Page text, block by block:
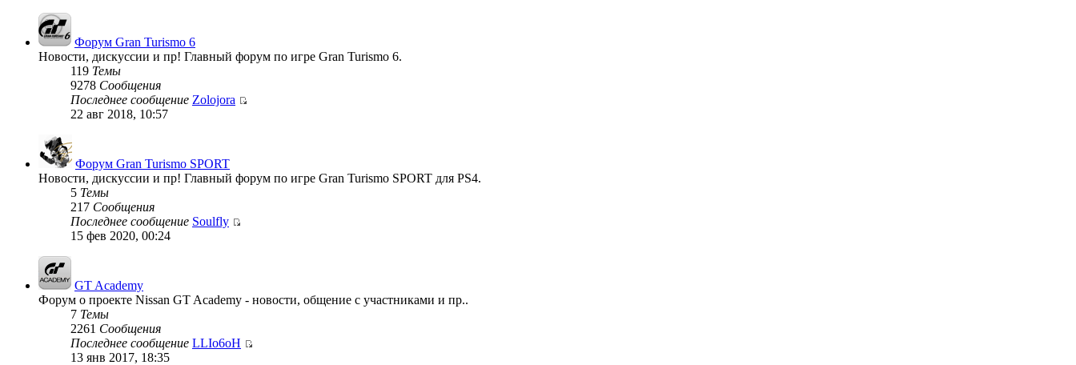
Форум Gran Turismo 6
Новости, дискуссии и пр! Главный форум по игре Gran Turismo 6.
119 Темы
9278 Сообщения
Последнее сообщение Zolojora
22 авг 2018, 10:57
Форум Gran Turismo SPORT
Новости, дискуссии и пр! Главный форум по игре Gran Turismo SPORT для PS4.
5 Темы
217 Сообщения
Последнее сообщение Soulfly
15 фев 2020, 00:24
GT Academy
Форум о проекте Nissan GT Academy - новости, общение с участниками и пр..
7 Темы
2261 Сообщения
Последнее сообщение LLIo6oH
13 янв 2017, 18:35